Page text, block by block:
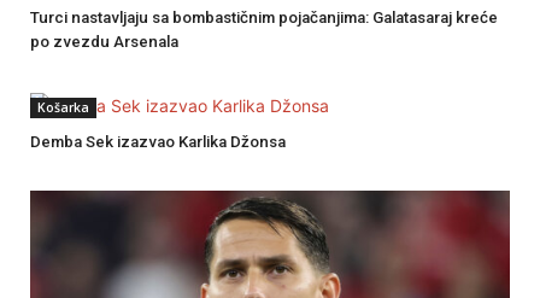
Turci nastavljaju sa bombastičnim pojačanjima: Galatasaraj kreće
po zvezdu Arsenala
Košarka
Demba Sek izazvao Karlika Džonsa